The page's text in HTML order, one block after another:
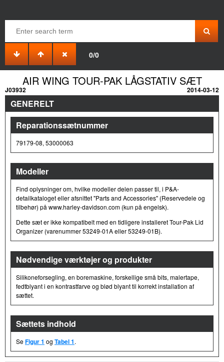
0/0
AIR WING TOUR-PAK LÅGSTATIV SÆT
J03932 2014-03-12
GENERELT
Reparationssætnummer
79179-08, 53000063
Modeller
Find oplysninger om, hvilke modeller delen passer til, i P&A-
detailkataloget eller afsnittet "Parts and Accessories" (Reservedele og
tilbehør) på www.harley-davidson.com (kun på engelsk).
Dette sæt er ikke kompatibelt med en tidligere installeret Tour-Pak Lid
Organizer (varenummer 53249-01A eller 53249-01B).
Nødvendige værktøjer og produkter
Silikoneforsegling, en boremaskine, forskellige små bits, malertape,
fedtblyant i en kontrastfarve og blød blyant til korrekt installation af
sættet.
Sættets indhold
SeFigur 1 og Tabel 1.